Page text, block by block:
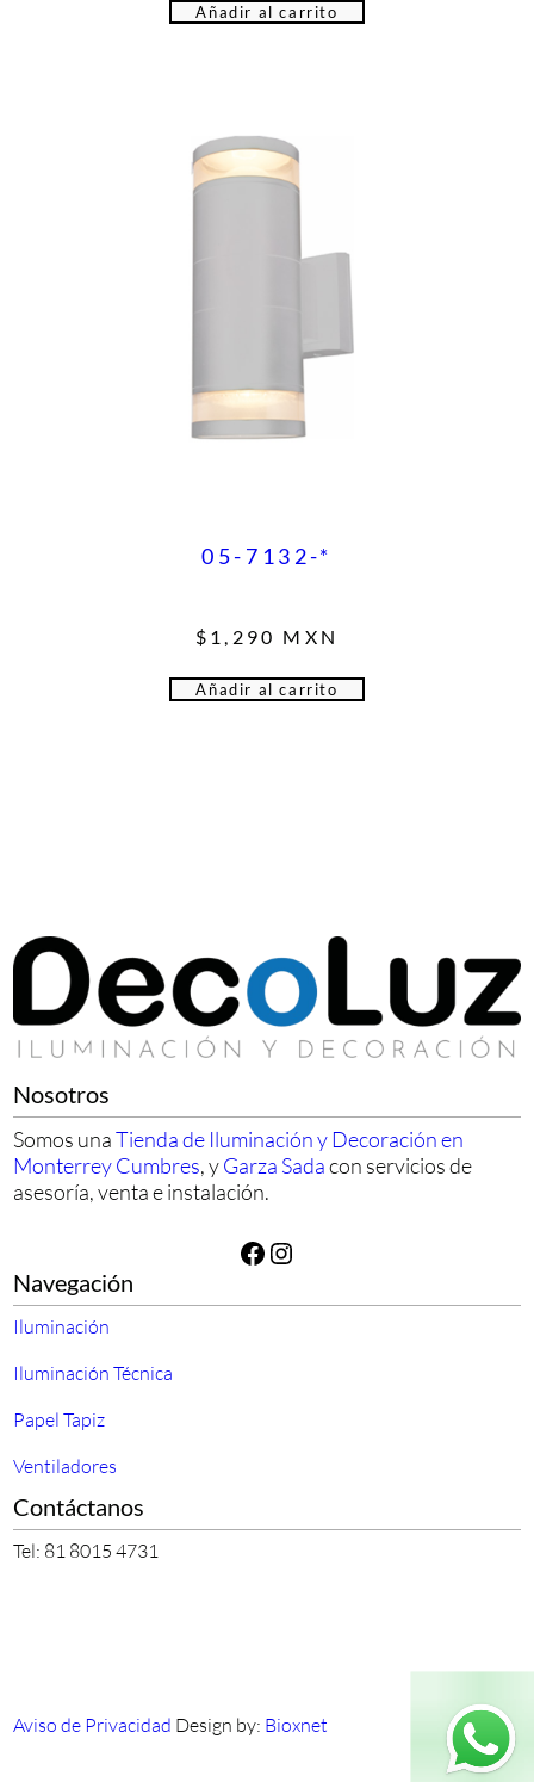
Añadir al carrito
05-7132-*
$ 1,290 MXN
Añadir al carrito
Nosotros
Somos unaTienda de Iluminación y Decoración en
Monterrey Cumbres, yGarza Sadacon servicios de
asesoría, venta e instalación.
Facebook Instagram
Navegación
Iluminación
Iluminación Técnica
Papel Tapiz
Ventiladores
Contáctanos
Tel: 81 8015 4731
Aviso de Privacidad Design by: Bioxnet